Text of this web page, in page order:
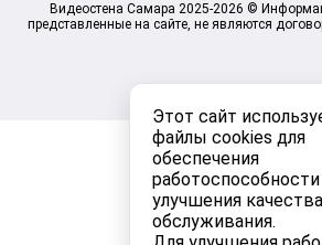
Этот сайт
файлы cookies для
обеспечения
улучшения качества
обслуживания.
Видеостена Самара 2025-2026 ©
представленные на сайте, не являются